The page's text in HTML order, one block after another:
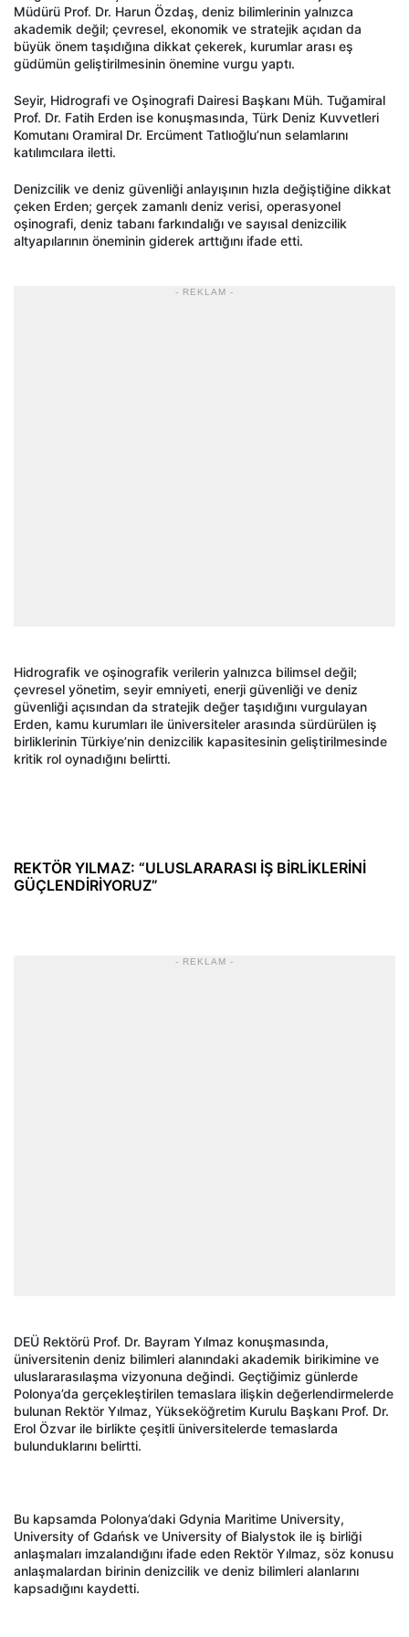
Müdürü Prof. Dr. Harun Özdaş, deniz bilimlerinin yalnızca
akademik değil; çevresel, ekonomik ve stratejik açıdan da
büyük önem taşıdığına dikkat çekerek, kurumlar arası eş
güdümün geliştirilmesinin önemine vurgu yaptı.
Seyir, Hidrografi ve Oşinografi Dairesi Başkanı Müh. Tuğamiral
Prof. Dr. Fatih Erden ise konuşmasında, Türk Deniz Kuvvetleri
Komutanı Oramiral Dr. Ercüment Tatlıoğlu’nun selamlarını
katılımcılara iletti.
Denizcilik ve deniz güvenliği anlayışının hızla değiştiğine dikkat
çeken Erden; gerçek zamanlı deniz verisi, operasyonel
oşinografi, deniz tabanı farkındalığı ve sayısal denizcilik
altyapılarının öneminin giderek arttığını ifade etti.
- REKLAM -
Hidrografik ve oşinografik verilerin yalnızca bilimsel değil;
çevresel yönetim, seyir emniyeti, enerji güvenliği ve deniz
güvenliği açısından da stratejik değer taşıdığını vurgulayan
Erden, kamu kurumları ile üniversiteler arasında sürdürülen iş
birliklerinin Türkiye’nin denizcilik kapasitesinin geliştirilmesinde
kritik rol oynadığını belirtti.
REKTÖR YILMAZ: “ULUSLARARASI İŞ BİRLİKLERİNİ
GÜÇLENDİRİYORUZ”
- REKLAM -
DEÜ Rektörü Prof. Dr. Bayram Yılmaz konuşmasında,
üniversitenin deniz bilimleri alanındaki akademik birikimine ve
uluslararasılaşma vizyonuna değindi. Geçtiğimiz günlerde
Polonya’da gerçekleştirilen temaslara ilişkin değerlendirmelerde
bulunan Rektör Yılmaz, Yükseköğretim Kurulu Başkanı Prof. Dr.
Erol Özvar ile birlikte çeşitli üniversitelerde temaslarda
bulunduklarını belirtti.
Bu kapsamda Polonya’daki Gdynia Maritime University,
University of Gdańsk ve University of Bialystok ile iş birliği
anlaşmaları imzalandığını ifade eden Rektör Yılmaz, söz konusu
anlaşmalardan birinin denizcilik ve deniz bilimleri alanlarını
kapsadığını kaydetti.